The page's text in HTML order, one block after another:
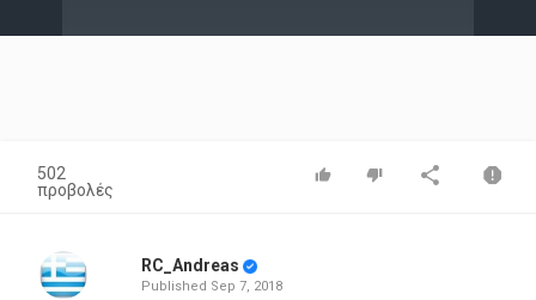
Video
502
προβολές
RC_Andreas
Published Sep 7, 2018